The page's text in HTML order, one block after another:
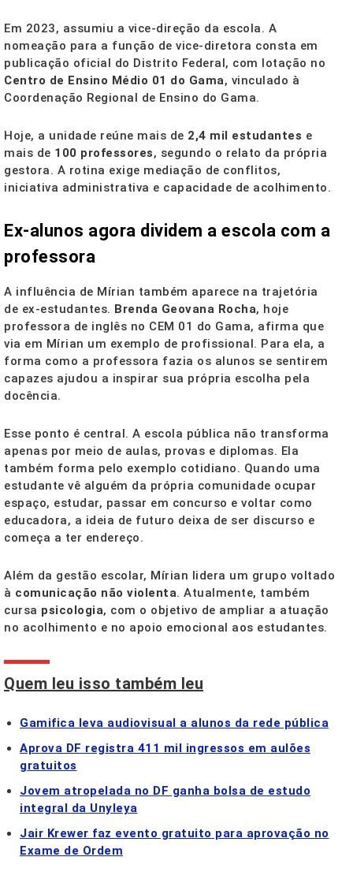
Em 2023, assumiu a vice-direção da escola. A
nomeação para a função de vice-diretora consta em
publicação oficial do Distrito Federal, com lotação no
Centro de Ensino Médio 01 do Gama, vinculado à
Coordenação Regional de Ensino do Gama.
Hoje, a unidade reúne mais de 2,4 mil estudantes e
mais de 100 professores, segundo o relato da própria
gestora. A rotina exige mediação de conflitos,
iniciativa administrativa e capacidade de acolhimento.
Ex-alunos agora dividem a escola com a
professora
A influência de Mírian também aparece na trajetória
de ex-estudantes. Brenda Geovana Rocha, hoje
professora de inglês no CEM 01 do Gama, afirma que
via em Mírian um exemplo de profissional. Para ela, a
forma como a professora fazia os alunos se sentirem
capazes ajudou a inspirar sua própria escolha pela
docência.
Esse ponto é central. A escola pública não transforma
apenas por meio de aulas, provas e diplomas. Ela
também forma pelo exemplo cotidiano. Quando uma
estudante vê alguém da própria comunidade ocupar
espaço, estudar, passar em concurso e voltar como
educadora, a ideia de futuro deixa de ser discurso e
começa a ter endereço.
Além da gestão escolar, Mírian lidera um grupo voltado
à comunicação não violenta. Atualmente, também
cursa psicologia, com o objetivo de ampliar a atuação
no acolhimento e no apoio emocional aos estudantes.
Quem leu isso também leu
Gamifica leva audiovisual a alunos da rede pública
Aprova DF registra 411 mil ingressos em aulões
gratuitos
Jovem atropelada no DF ganha bolsa de estudo
integral da Unyleya
Jair Krewer faz evento gratuito para aprovação no
Exame de Ordem